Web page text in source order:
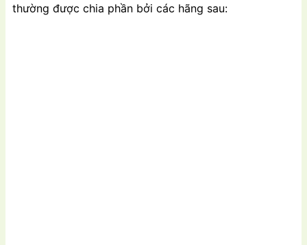
thường được chia phần bởi các hãng sau: